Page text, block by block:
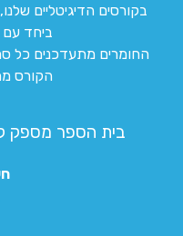
בקורסים הדיגיטליים
ביחד עם
החומרים מתעדכנים כל
הקורס
בית הספר מספק